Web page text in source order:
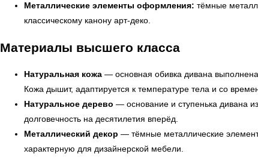
Металлические элементы оформления: тёмные
классическому канону арт-деко.
Материалы высшего класса
Натуральная кожа — основная обивка дивана
Кожа дышит, адаптируется к температуре тела и со
Натуральное дерево — основание и ступенька дивана
долговечность на десятилетия вперёд.
Металлический декор — тёмные металлические
характерную для дизайнерской мебели.